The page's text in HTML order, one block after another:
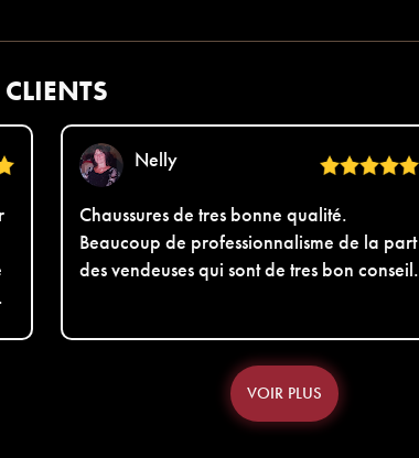
Nelly
Chaussures de tres bonne qualité.
Beaucoup de professionnalisme de la part
des vendeuses qui sont de tres bon conseil.
VOIR PLUS